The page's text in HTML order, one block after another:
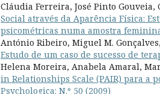
Cláudia Ferreira, José Pinto Gouveia,
Social através da Aparência Física:
psicométricas numa amostra
António Ribeiro, Miguel M.
Estudo de um caso de sucesso de
Helena Moreira, Anabela Amaral,
in Relationships Scale (PAIR) para a
Psychologica: N.º 50 (2009)